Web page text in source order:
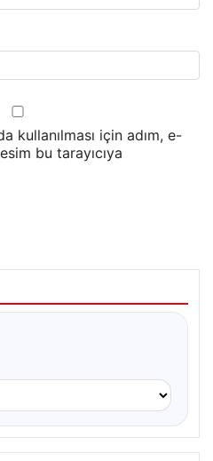
kullanılması için adım, e-
bu tarayıcıya